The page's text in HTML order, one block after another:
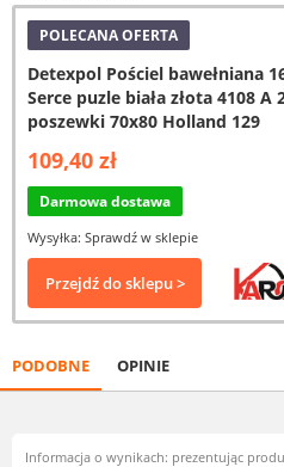
POLECANA OFERTA
Detexpol Pościel bawełniana
Serce puzle biała złota 4108 A
poszewki 70x80 Holland 129
109,40 zł
Darmowa dostawa
Wysyłka: Sprawdź w sklepie
Przejdź do sklepu >
PODOBNE OPINIE
Informacja o wynikach: prezentując